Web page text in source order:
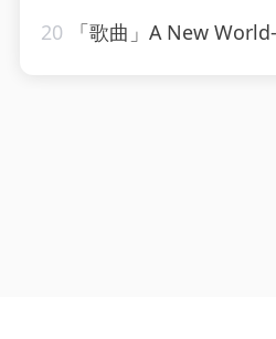
20 「歌曲」A New